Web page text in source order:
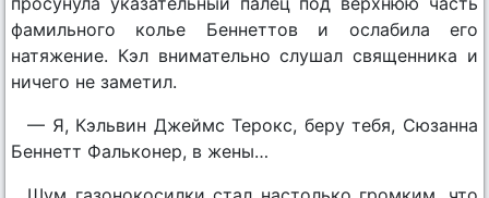
фамильного колье Беннеттов и ослабила его
натяжение. Кэл внимательно слушал священника и
ничего не заметил.
— Я, Кэльвин Джеймс Терокс, беру тебя, Сюзанна
Беннетт Фальконер, в жены…